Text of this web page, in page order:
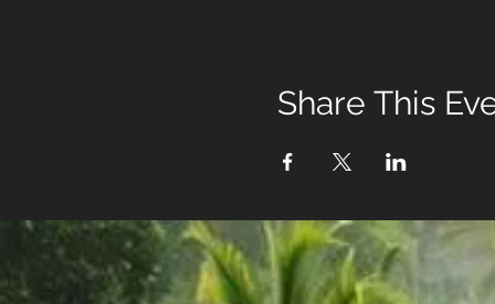
Share This